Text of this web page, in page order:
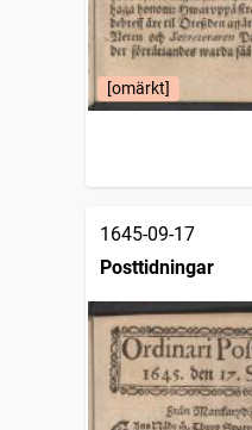
[omärkt]
1645-09-17
Posttidningar